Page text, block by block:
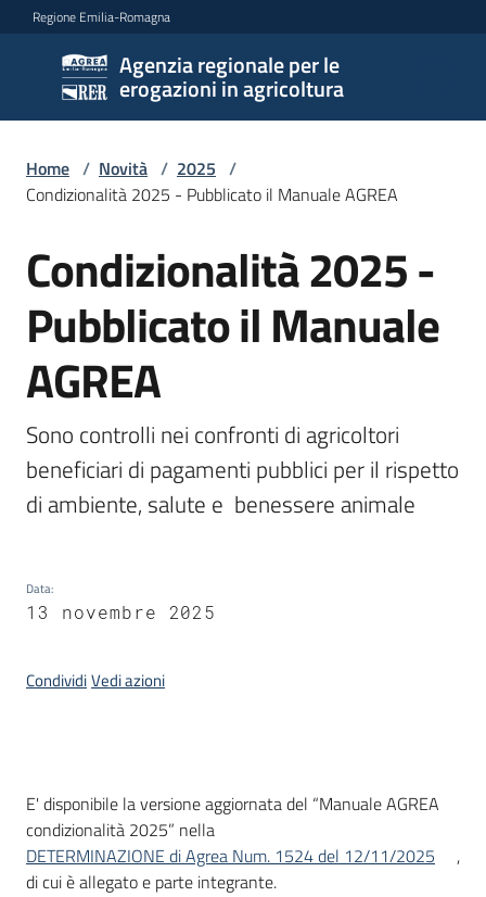
Vai al contenuto
Vai alla navigazione
Vai al footer
Regione Emilia-Romagna
Agenzia regionale per le
erogazioni in agricoltura
Agenzia
regionale
per le
erogazioni
in
agricoltura
L'Agenzia
Novità
Menu selezionato
Settori
di
intervento
Leggi
Atti
Home / Novità / 2025 /
Condizionalità 2025 - Pubblicato il Manuale AGREA
Salta al contenuto
Condizionalità 2025 -
Pubblicato il Manuale
AGREA
Sono controlli nei confronti di agricoltori
beneficiari di pagamenti pubblici per il rispetto
di ambiente, salute e  benessere animale
Data:
13 novembre 2025
CondividiVedi azioni
Introduzione
E' disponibile la versione aggiornata del “Manuale AGREA
condizionalità 2025” nella
DETERMINAZIONE di Agrea Num. 1524 del 12/11/2025
,
di cui è allegato e parte integrante.